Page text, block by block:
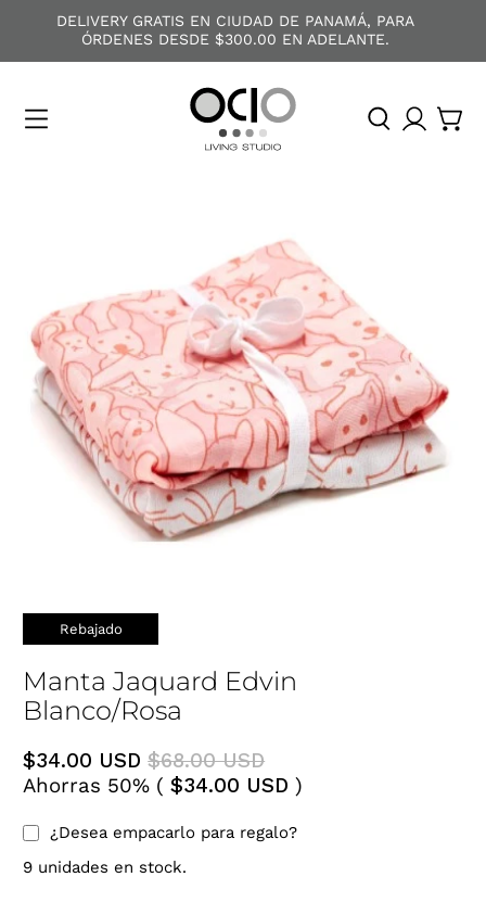
DELIVERY GRATIS EN CIUDAD DE PANAMÁ, PARA
ÓRDENES DESDE $300.00 EN ADELANTE.
Rebajado
Manta Jaquard Edvin
Blanco/Rosa
$34.00 USD $68.00 USD
Ahorras 50% ( $34.00 USD)
¿Desea empacarlo para regalo?
9 unidades en stock.